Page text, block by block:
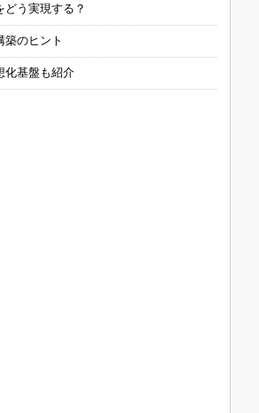
う実現する？
のヒント
化基盤も紹介